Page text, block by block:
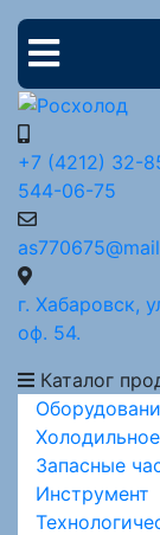
+7 (4212) 32-
544-06-75
г. Хабаровск,
оф. 54.
Каталог
Запасные
Инструмент